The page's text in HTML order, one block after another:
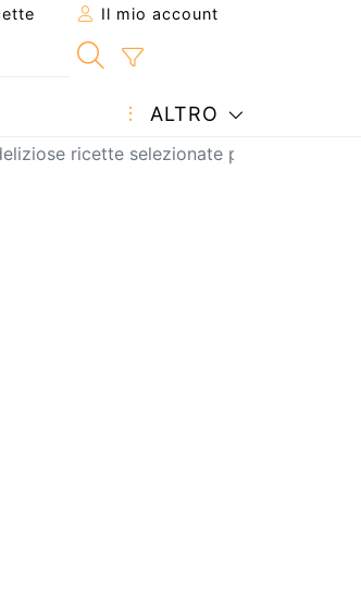
Il mio account
ALTRO
ricette selezionate per te!